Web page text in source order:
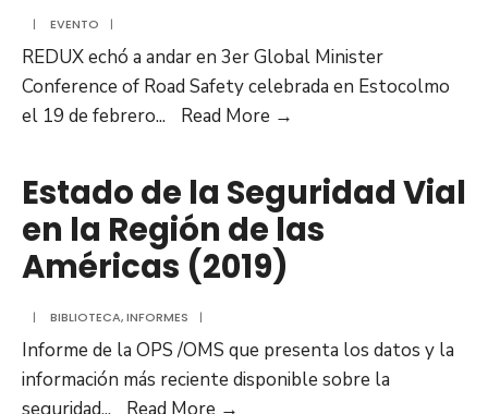
las
mejores
prácticas
de
velocidad
| EVENTO |
REDUX echó a andar en 3er Global Minister
Conference of Road Safety celebrada en Estocolmo
el 19 de febrero... Read More →
Estado de la Seguridad Vial
en la Región de las
Américas (2019)
| BIBLIOTECA,INFORMES |
Informe de la OPS /OMS que presenta los datos y la
información más reciente disponible sobre la